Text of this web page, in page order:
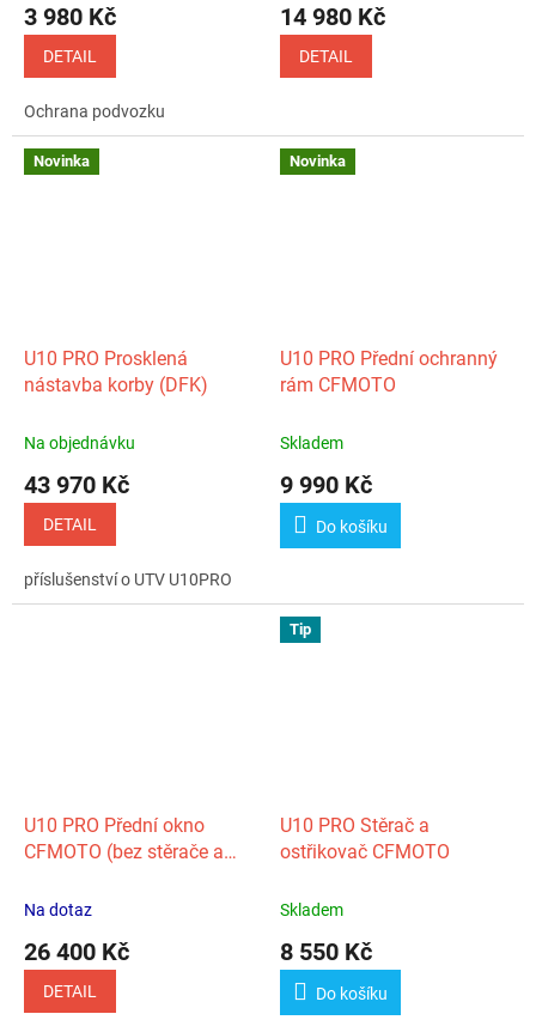
3 980 Kč
DETAIL
Ochrana podvozku
14 980 Kč
DETAIL
Novinka
U10 PRO Prosklená
nástavba korby (DFK)
Na objednávku
43 970 Kč
DETAIL
příslušenství o UTV U10PRO
Novinka
U10 PRO Přední ochranný
rám CFMOTO
Skladem
9 990 Kč
Do košíku
U10 PRO Přední okno
CFMOTO (bez stěrače a
Na dotaz
26 400 Kč
DETAIL
Tip
U10 PRO Stěrač a
ostřikovač CFMOTO
Skladem
8 550 Kč
Do košíku